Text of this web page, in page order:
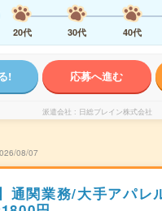
20代
30代 40代
! 応募へ進む
派遣会社 日総ブレイン株式会社
08/07
通関業務/大手アパレ